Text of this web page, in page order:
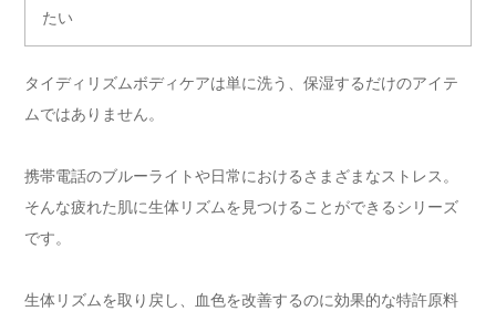
たい
タイディリズムボディケアは単に洗う、保湿するだけのアイテ
ムではありません。
携帯電話のブルーライトや日常におけるさまざまなストレス。
そんな疲れた肌に生体リズムを見つけることができるシリーズ
です。
生体リズムを取り戻し、血色を改善するのに効果的な特許原料